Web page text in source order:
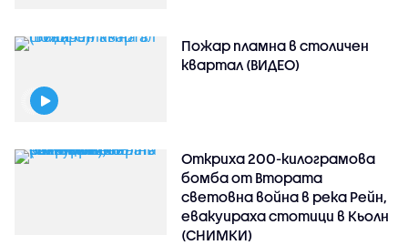
Пожар пламна в столичен
квартал (ВИДЕО)
Откриха 200-килограмова
бомба от Втората
световна война в река Рейн,
евакуираха стотици в Кьолн
(СНИМКИ)